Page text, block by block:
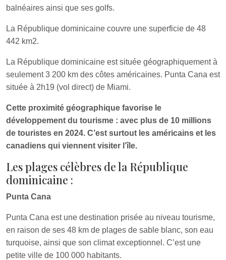
balnéaires ainsi que ses golfs.
La République dominicaine couvre une superficie de 48
442 km2.
La République dominicaine est située géographiquement à
seulement 3 200 km des côtes américaines. Punta Cana est
située à 2h19 (vol direct) de Miami.
Cette proximité géographique favorise le
développement du tourisme : avec plus de 10 millions
de touristes en 2024. C’est surtout les américains et les
canadiens qui viennent visiter l’île.
Les plages célèbres de la République
dominicaine :
Punta Cana
Punta Cana est une destination prisée au niveau tourisme,
en raison de ses 48 km de plages de sable blanc, son eau
turquoise, ainsi que son climat exceptionnel. C’est une
petite ville de 100 000 habitants.